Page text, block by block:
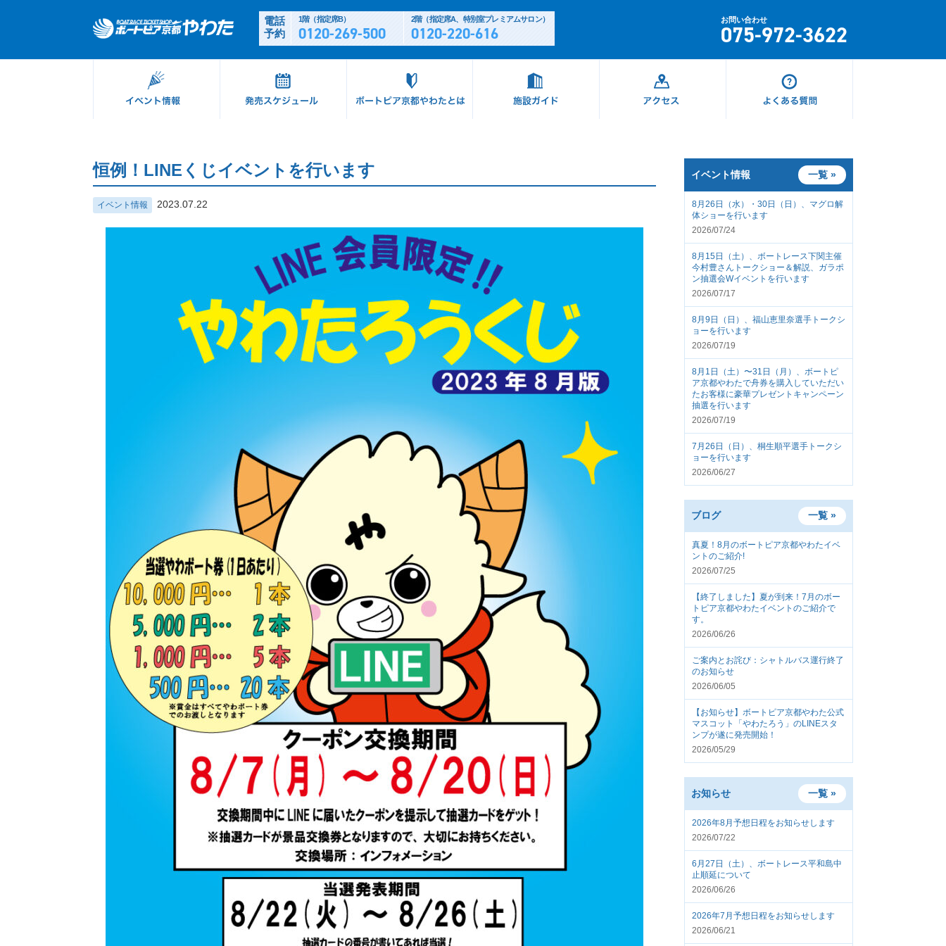
電話
予約
1階（指定席B）
0120-269-500
2階（指定席A、特別室プレミアムサロン）
0120-220-616
お問い合わせ
075-972-3622
恒例！LINEくじイベントを行います
イベント情報 2023.07.22
ブログ 一覧 »
真夏！8月のボートピア京都やわたイベ
ントのご紹介!
2026/07/25
【終了しました】夏が到来！7月のボー
トピア京都やわたイベントのご紹介で
す。
2026/06/26
ご案内とお詫び：シャトルバス運行終了
のお知らせ
2026/06/05
【お知らせ】ボートピア京都やわた公式
マスコット「やわたろう」のLINEスタ
ンプが遂に発売開始！
2026/05/29
お知らせ 一覧 »
2026年8月予想日程をお知らせします
2026/07/22
6月27日（土）、ボートレース平和島中
止順延について
2026/06/26
2026年7月予想日程をお知らせします
2026/06/21
イベント情報 一覧 »
8月26日（水）・30日（日）、マグロ解
体ショーを行います
2026/07/24
8月15日（土）、ボートレース下関主催
今村豊さんトークショー＆解説、ガラポ
ン抽選会Wイベントを行います
2026/07/17
8月9日（日）、福山恵里奈選手トークシ
ョーを行います
2026/07/19
8月1日（土）〜31日（月）、ボートピ
ア京都やわたで舟券を購入していただい
たお客様に豪華プレゼントキャンペーン
抽選を行います
2026/07/19
7月26日（日）、桐生順平選手トークシ
ョーを行います
2026/06/27